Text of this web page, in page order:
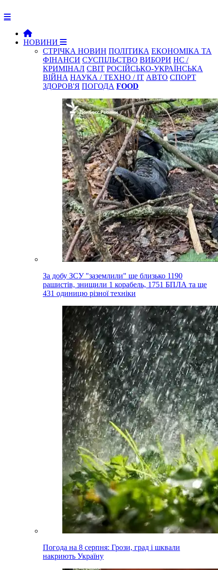
НОВИНИ
СТРІЧКА НОВИН ПОЛІТИКА ЕКОНОМІКА ТА
ФІНАНСИ СУСПІЛЬСТВО ВИБОРИ НС /
КРИМІНАЛ СВІТ РОСІЙСЬКО-УКРАЇНСЬКА
ВІЙНА НАУКА / ТЕХНО / IT АВТО СПОРТ
ЗДОРОВ'Я ПОГОДА FOOD
За добу ЗСУ "заземлили" ще близько 1190
рашистів, знищили 1 корабель, 1751 БПЛА та ще
431 одиницю різної техніки
Погода на 8 серпня: Грози, град і шквали
накриють Україну